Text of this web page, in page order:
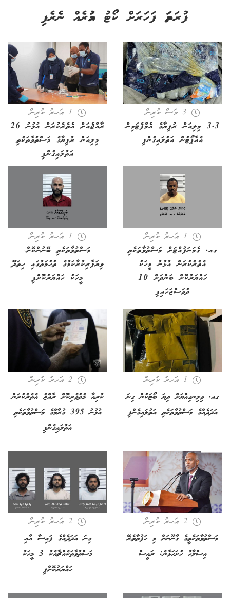
ފުރަތަމަ ފަހަރަށް ކޯޓު އަމުރެއް ނެރެފި
3 މަސް ކުރިން
3.3 މިލިއަން ރުފިޔާގެ އެމްފެޓަމިން
އެއާޕޯޓުން އަތުލައިގެންފި
1 އަހރު ކުރިން
ރާއްޖެއަށް އެތެރެކުރަން އުޅުނު 26
މިލިއަން ރުފިޔާގެ މަސްތުވާތަކެތި
އަތުލައިގެންފި
1 އަހރު ކުރިން
ގއ. ގެމަނަފުއްޓަށް މަސްތުވާތަކެތި
އެތެރެކުރަން އުޅުނު މީހަކު
ހައްޔަރުކޮށް ބަންދަށް 10
ދުވަސްޖަހައިފި
1 އަހރު ކުރިން
މަސްތުވާތަކެތި ބޭނުންކޮށް،
ވިޔަފާރިކުރާކަމުގެ ތުހުމަތުގައި ހިތަދޫ
މީހަކު ހައްޔަރުކޮށްފި
1 އަހރު ކުރިން
ގއ. ވިލިނގިއްޔަށް ދިޔަ ބޯޓަކުން ގިނަ
އަދަދެއްގެ މަސްތުވާތަކެތި އަތުލައިގެންފި
2 އަހރު ކުރިން
ކުރިއާ މެދުވެރިކޮށް ރާއްޖެ އެތެރެކުރަން
އުޅުނު 395 ގުރާމްގެ މަސްތުވާތަކެތި
އަތުލައިގެންފި
2 އަހރު ކުރިން
މަސްތުވާތަކެތީގެ ގާނޫނަށް މި ހަފުތާތެރޭ
އިސްލާހު ހުށަހަޅާނެ: ރައީސް
2 އަހރު ކުރިން
ގިނަ އަދަދެއްގެ ފައިސާ އާއި
މަސްތުވާތަކެއްޗާއެކު 3 މީހަކު
ހައްޔަރުކޮށްފި